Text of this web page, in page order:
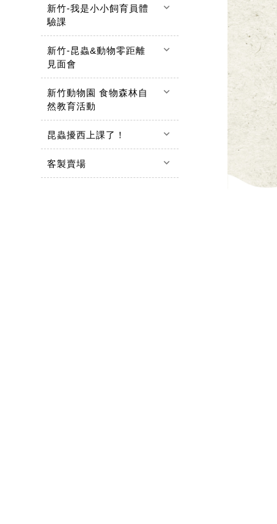
新竹-我是小小飼育員體
驗課
keyboard_arrow_down
新竹-昆蟲&動物零距離
見面會
keyboard_arrow_down
新竹動物園 食物森林自
然教育活動
keyboard_arrow_down
昆蟲擾西上課了！ keyboard_arrow_down
客製賣場 keyboard_arrow_down